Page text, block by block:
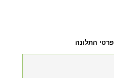
פרטי התלונה